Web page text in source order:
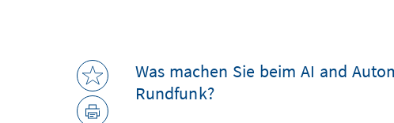
Was machen Sie beim AI and
Rundfunk?